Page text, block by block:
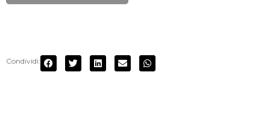
Condividi: